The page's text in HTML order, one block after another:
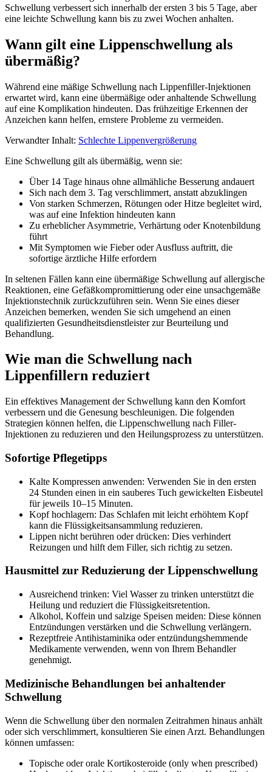
Schwellung verbessert sich innerhalb der ersten 3 bis 5 Tage, aber
eine leichte Schwellung kann bis zu zwei Wochen anhalten.
Wann gilt eine Lippenschwellung als
übermäßig?
Während eine mäßige Schwellung nach Lippenfiller-Injektionen
erwartet wird, kann eine übermäßige oder anhaltende Schwellung
auf eine Komplikation hindeuten. Das frühzeitige Erkennen der
Anzeichen kann helfen, ernstere Probleme zu vermeiden.
Verwandter Inhalt: Schlechte Lippenvergrößerung
Eine Schwellung gilt als übermäßig, wenn sie:
Über 14 Tage hinaus ohne allmähliche Besserung andauert
Sich nach dem 3. Tag verschlimmert, anstatt abzuklingen
Von starken Schmerzen, Rötungen oder Hitze begleitet wird,
was auf eine Infektion hindeuten kann
Zu erheblicher Asymmetrie, Verhärtung oder Knotenbildung
führt
Mit Symptomen wie Fieber oder Ausfluss auftritt, die
sofortige ärztliche Hilfe erfordern
In seltenen Fällen kann eine übermäßige Schwellung auf allergische
Reaktionen, eine Gefäßkompromittierung oder eine unsachgemäße
Injektionstechnik zurückzuführen sein. Wenn Sie eines dieser
Anzeichen bemerken, wenden Sie sich umgehend an einen
qualifizierten Gesundheitsdienstleister zur Beurteilung und
Behandlung.
Wie man die Schwellung nach
Lippenfillern reduziert
Ein effektives Management der Schwellung kann den Komfort
verbessern und die Genesung beschleunigen. Die folgenden
Strategien können helfen, die Lippenschwellung nach Filler-
Injektionen zu reduzieren und den Heilungsprozess zu unterstützen.
Sofortige Pflegetipps
Kalte Kompressen anwenden: Verwenden Sie in den ersten
24 Stunden einen in ein sauberes Tuch gewickelten Eisbeutel
für jeweils 10–15 Minuten.
Kopf hochlagern: Das Schlafen mit leicht erhöhtem Kopf
kann die Flüssigkeitsansammlung reduzieren.
Lippen nicht berühren oder drücken: Dies verhindert
Reizungen und hilft dem Filler, sich richtig zu setzen.
Hausmittel zur Reduzierung der Lippenschwellung
Ausreichend trinken: Viel Wasser zu trinken unterstützt die
Heilung und reduziert die Flüssigkeitsretention.
Alkohol, Koffein und salzige Speisen meiden: Diese können
Entzündungen verstärken und die Schwellung verlängern.
Rezeptfreie Antihistaminika oder entzündungshemmende
Medikamente verwenden, wenn von Ihrem Behandler
genehmigt.
Medizinische Behandlungen bei anhaltender
Schwellung
Wenn die Schwellung über den normalen Zeitrahmen hinaus anhält
oder sich verschlimmert, konsultieren Sie einen Arzt. Behandlungen
können umfassen:
Topische oder orale Kortikosteroide (only when prescribed)